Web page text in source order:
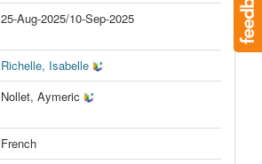
25-Aug-2025/10-Sep-2025
Richelle, Isabelle
Nollet, Aymeric
French